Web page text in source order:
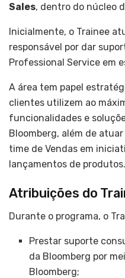
Sales, dentro do núcleo
Inicialmente, o Trainee
responsável por dar
Professional Service em
A área tem papel
clientes utilizem ao
funcionalidades e
Bloomberg, além de
time de Vendas em
lançamentos de produtos.
Atribuições do
Durante o programa, o
Prestar suporte
da Bloomberg por
Bloomberg;